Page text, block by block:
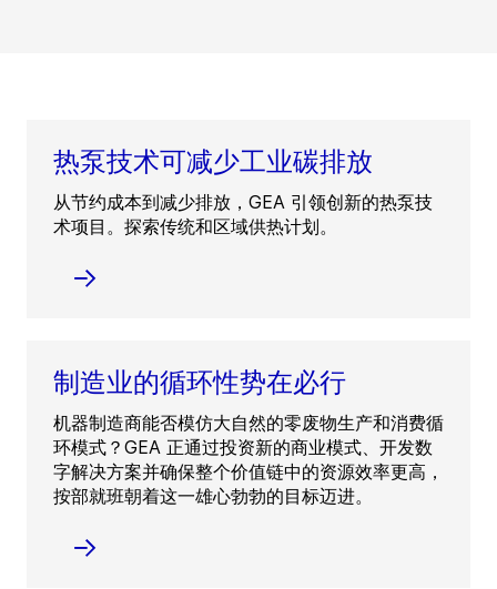
热泵技术可减少工业碳排放
从节约成本到减少排放，GEA 引领创新的热泵技
术项目。探索传统和区域供热计划。
制造业的循环性势在必行
机器制造商能否模仿大自然的零废物生产和消费循
环模式？GEA 正通过投资新的商业模式、开发数
字解决方案并确保整个价值链中的资源效率更高，
按部就班朝着这一雄心勃勃的目标迈进。